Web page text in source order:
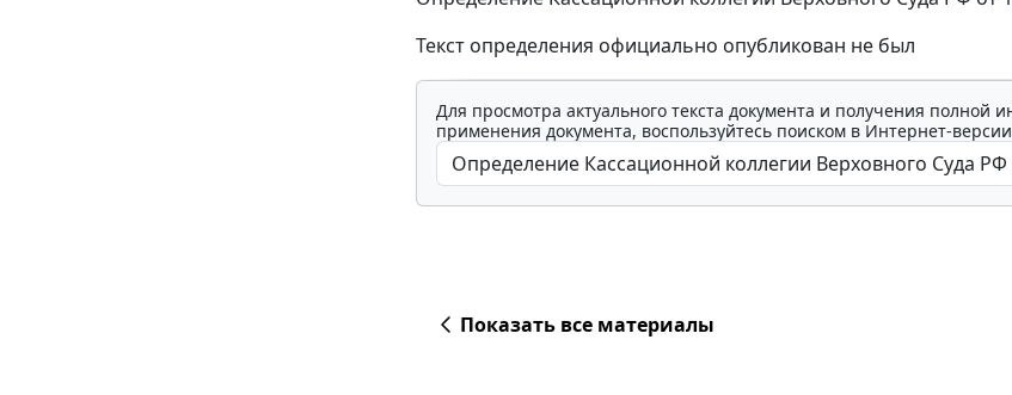
Текст определения официально опубликован не был
Для просмотра актуального текста документа и получения
применения документа, воспользуйтесь поиском в Интернет-
Показать все материалы